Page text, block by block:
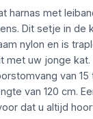
harnas met
Dit setje in de
nylon en is
met uw jonge kat.
van 15
van 120 cm.
dat u altijd